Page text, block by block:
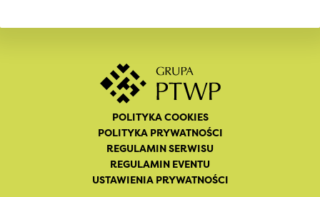
POLITYKA COOKIES
POLITYKA PRYWATNOŚCI
REGULAMIN SERWISU
REGULAMIN EVENTU
USTAWIENIA PRYWATNOŚCI